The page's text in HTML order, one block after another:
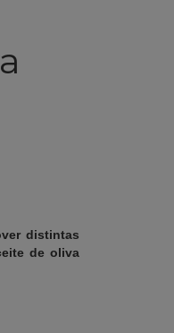
distintas
de oliva